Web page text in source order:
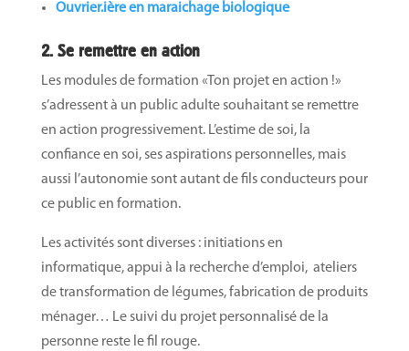
Ouvrier.ière en maraichage biologique
2. Se remettre en action
Les modules de formation «Ton projet en action !»
s’adressent à un public adulte souhaitant se remettre
en action progressivement. L’estime de soi, la
confiance en soi, ses aspirations personnelles, mais
aussi l’autonomie sont autant de fils conducteurs pour
ce public en formation.
Les activités sont diverses : initiations en
informatique, appui à la recherche d’emploi, ateliers
de transformation de légumes, fabrication de produits
ménager… Le suivi du projet personnalisé de la
personne reste le fil rouge.